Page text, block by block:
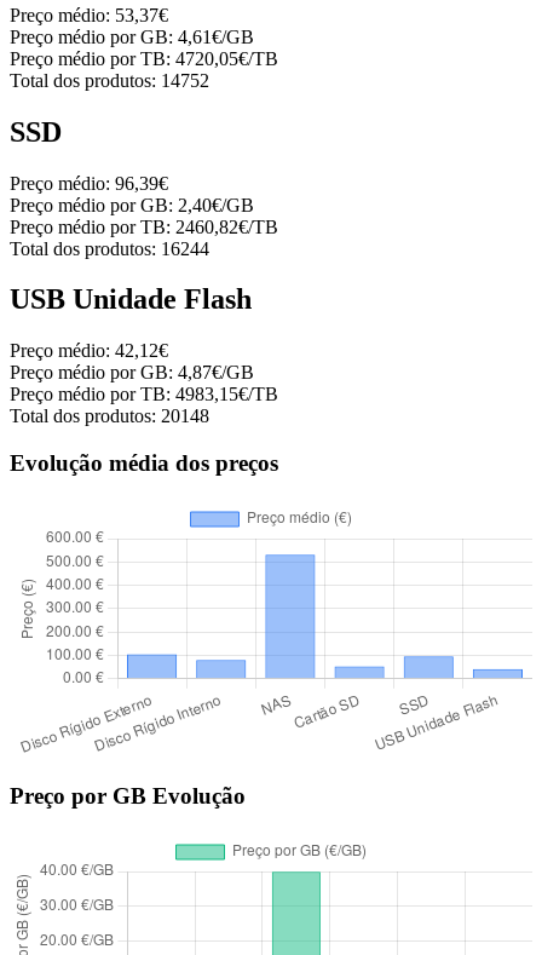
Preço médio: 53,37€
Preço médio por GB: 4,61€/GB
Preço médio por TB: 4720,05€/TB
Total dos produtos: 14752
SSD
Preço médio: 96,39€
Preço médio por GB: 2,40€/GB
Preço médio por TB: 2460,82€/TB
Total dos produtos: 16244
USB Unidade Flash
Preço médio: 42,12€
Preço médio por GB: 4,87€/GB
Preço médio por TB: 4983,15€/TB
Total dos produtos: 20148
Evolução média dos preços
Preço por GB Evolução